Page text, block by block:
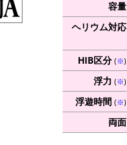
容量
ヘリウム対応
HIB区分(※)
浮力 (※)
浮遊時間 (※)
両面